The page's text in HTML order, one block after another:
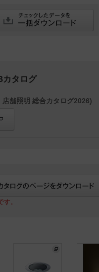
カタログ
店舗照明 総合カタログ2026)
。